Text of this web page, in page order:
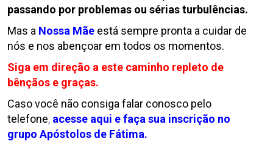
passando por problemas ou sérias turbulências.
Mas a Nossa Mãe está sempre pronta a cuidar de
nós e nos abençoar em todos os momentos.
Siga em direção a este caminho repleto de
bênçãos e graças.
Caso você não consiga falar conosco pelo
telefone, acesse aqui e faça sua inscrição no
grupo Apóstolos de Fátima.